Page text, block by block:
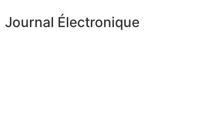
Journal Électronique